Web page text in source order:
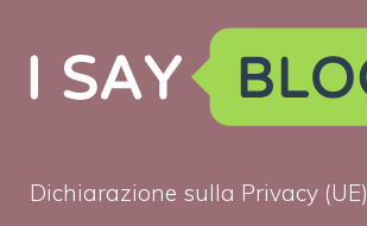
Dichiarazione sulla Privacy (UE)